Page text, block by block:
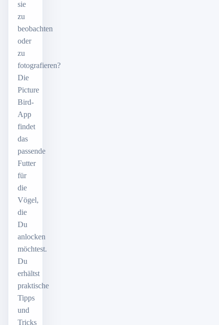
sie
zu
beobachten
oder
zu
fotografieren?
Die
Picture
Bird-
App
findet
das
passende
Futter
für
die
Vögel,
die
Du
anlocken
möchtest.
Du
erhältst
praktische
Tipps
und
Tricks